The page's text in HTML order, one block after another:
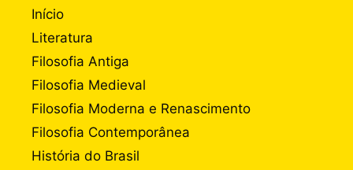
Início
Literatura
Filosofia Antiga
Filosofia Medieval
Filosofia Moderna e Renascimento
Filosofia Contemporânea
História do Brasil